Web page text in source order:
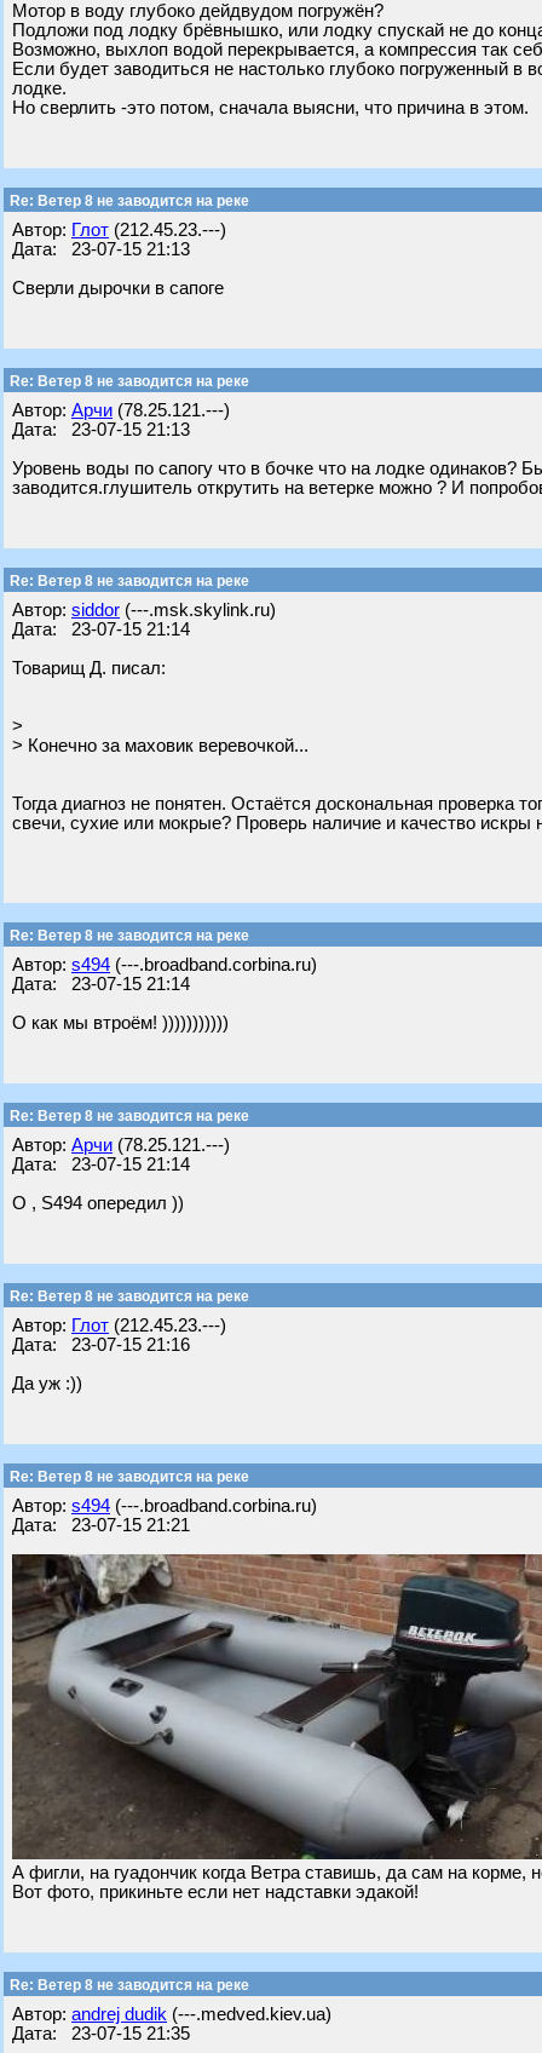
Мотор в воду глубоко дейдвудом погружён?
Подложи под лодку брёвнышко, или лодку спускай не до
Возможно, выхлоп водой перекрывается, а компрессия так
Если будет заводиться не настолько глубоко погруженный
лодке.
Но сверлить -это потом, сначала выясни, что причина в этом.
Re: Ветер 8 не заводится на реке
Автор: Глот (212.45.23.---)
Дата: 23-07-15 21:13
Сверли дырочки в сапоге
Re: Ветер 8 не заводится на реке
Автор: Арчи (78.25.121.---)
Дата: 23-07-15 21:13
Уровень воды по сапогу что в бочке что на лодке одинаков?
заводится.глушитель открутить на ветерке можно ? И
Re: Ветер 8 не заводится на реке
Автор: siddor (---.msk.skylink.ru)
Дата: 23-07-15 21:14
Товарищ Д. писал:
>
> Конечно за маховик веревочкой...
Тогда диагноз не понятен. Остаётся доскональная проверка
свечи, сухие или мокрые? Проверь наличие и качество
Re: Ветер 8 не заводится на реке
Автор: s494 (---.broadband.corbina.ru)
Дата: 23-07-15 21:14
О как мы втроём! )))))))))))
Re: Ветер 8 не заводится на реке
Автор: Арчи (78.25.121.---)
Дата: 23-07-15 21:14
О , S494 опередил ))
Re: Ветер 8 не заводится на реке
Автор: Глот (212.45.23.---)
Дата: 23-07-15 21:16
Да уж :))
Re: Ветер 8 не заводится на реке
Автор: s494 (---.broadband.corbina.ru)
Дата: 23-07-15 21:21
А фигли, на гуадончик когда Ветра ставишь, да сам на корме,
Вот фото, прикиньте если нет надставки эдакой!
Re: Ветер 8 не заводится на реке
Автор: andrej dudik (---.medved.kiev.ua)
Дата: 23-07-15 21:35